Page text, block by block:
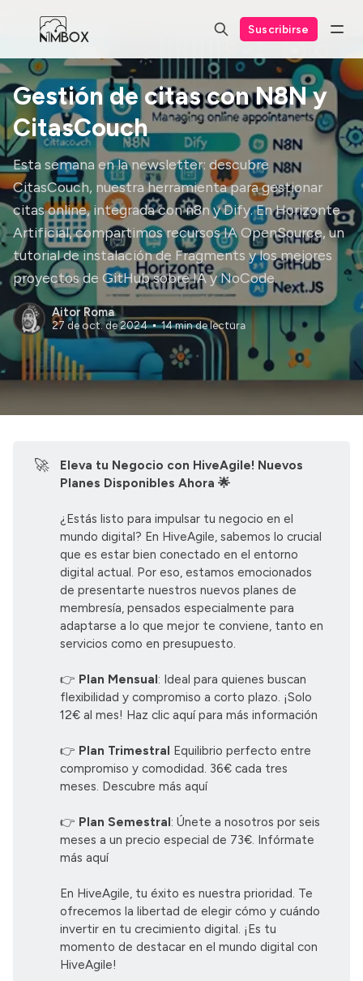
Suscribirse
Gestión de citas con N8N y
CitasCouch
Esta semana en la newsletter: descubre
CitasCouch, nuestra herramienta para gestionar
citas online, integrada con n8n y Dify. En Horizonte
Artificial, compartimos recursos IA OpenSource, un
tutorial de instalación de Fragments y los mejores
proyectos de GitHub sobre IA y NoCode.
Aitor Roma
27 de oct. de 2024 14 min de lectura
🚀
Eleva tu Negocio con HiveAgile! Nuevos
Planes Disponibles Ahora 🌟
¿Estás listo para impulsar tu negocio en el
mundo digital? En HiveAgile, sabemos lo crucial
que es estar bien conectado en el entorno
digital actual. Por eso, estamos emocionados
de presentarte nuestros nuevos planes de
membresía, pensados especialmente para
adaptarse a lo que mejor te conviene, tanto en
servicios como en presupuesto.
👉 Plan Mensual: Ideal para quienes buscan
flexibilidad y compromiso a corto plazo. ¡Solo
12€ al mes! Haz clic aquí para más información
👉 Plan Trimestral Equilibrio perfecto entre
compromiso y comodidad. 36€ cada tres
meses. Descubre más aquí
👉 Plan Semestral: Únete a nosotros por seis
meses a un precio especial de 73€. Infórmate
más aquí
En HiveAgile, tu éxito es nuestra prioridad. Te
ofrecemos la libertad de elegir cómo y cuándo
invertir en tu crecimiento digital. ¡Es tu
momento de destacar en el mundo digital con
HiveAgile!